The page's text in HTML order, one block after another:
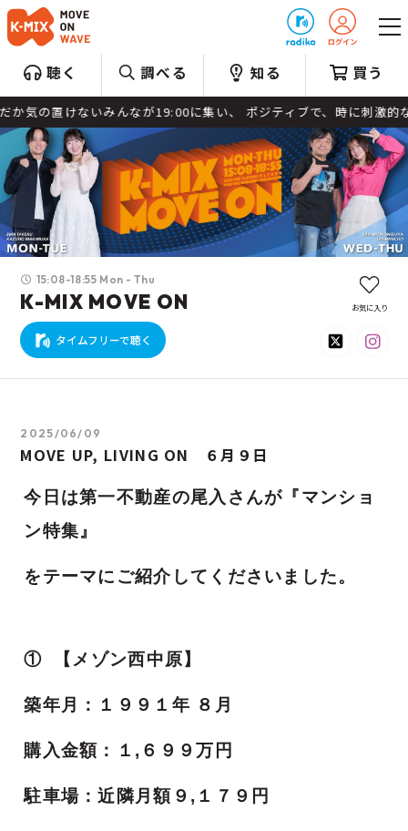
聴く 調べる 知る 買う
置けないみんなが19:00に集い、 ポジティブで、時に刺激的な夜
15:08-18:55 Mon - Thu
K-MIX MOVE ON
タイムフリーで聴く
お気に入り
2025/06/09
MOVE UP, LIVING ON ６月９日
今日は第一不動産の尾入さんが『マンショ
ン特集』
をテーマにご紹介してくださいました。
① 【メゾン西中原】
築年月：１９９１年 ８月
購入金額：１,６９９万円
駐車場：近隣月額９,１７９円